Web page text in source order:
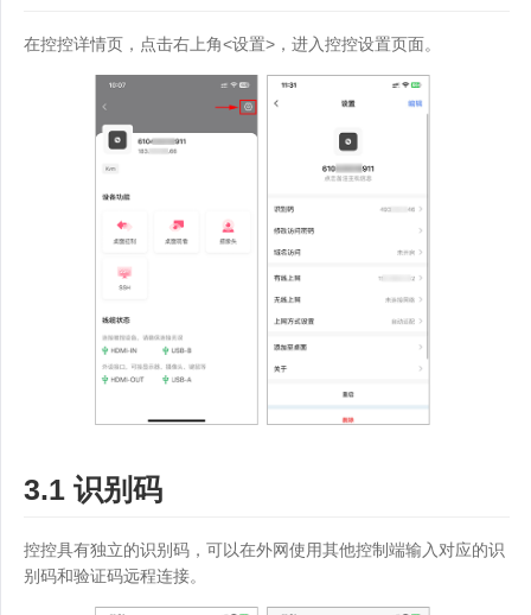
在控控详情页，点击右上角<设置>，进入控控设置页面。
3.1 识别码
控控具有独立的识别码，可以在外网使用其他控制端输入对应的识
别码和验证码远程连接。